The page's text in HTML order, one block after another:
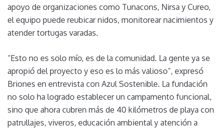
apoyo de organizaciones como Tunacons, Nirsa y Cureo,
el equipo puede reubicar nidos, monitorear nacimientos y
atender tortugas varadas.
“Esto no es solo mío, es de la comunidad. La gente ya se
apropió del proyecto y eso es lo más valioso”, expresó
Briones en entrevista con Azul Sostenible. La fundación
no solo ha logrado establecer un campamento funcional,
sino que ahora cubren más de 40 kilómetros de playa con
patrullajes, viveros, educación ambiental y atención a